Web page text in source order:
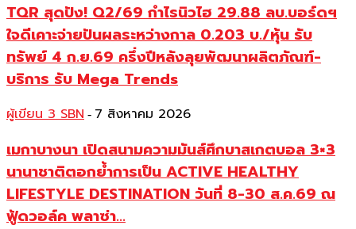
TQR สุดปัง! Q2/69 กำไรนิวไฮ 29.88 ลบ.บอร์ดฯ
ใจดีเคาะจ่ายปันผลระหว่างกาล 0.203 บ./หุ้น รับ
ทรัพย์ 4 ก.ย.69 ครึ่งปีหลังลุยพัฒนาผลิตภัณฑ์-
บริการ รับ Mega Trends
ผู้เขียน 3 SBN - 7 สิงหาคม 2026
เมกาบางนา เปิดสนามความมันส์ศึกบาสเกตบอล 3×3
นานาชาติตอกย้ำการเป็น ACTIVE HEALTHY
LIFESTYLE DESTINATION วันที่ 8-30 ส.ค.69 ณ
ฟู้ดวอล์ค พลาซ่า...